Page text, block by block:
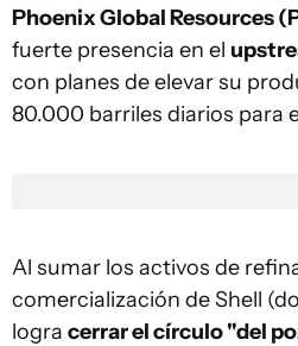
Phoenix Global Resources
fuerte presencia en el
con planes de elevar su
80.000 barriles diarios para
Al sumar los activos de
comercialización de Shell
logra cerrar el círculo "del